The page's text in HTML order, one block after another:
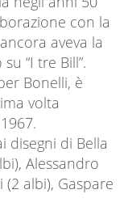
con la
aveva la
“I tre Bill”.
Bonelli, è
volta
disegni di Bella
Alessandro
(2 albi), Gaspare